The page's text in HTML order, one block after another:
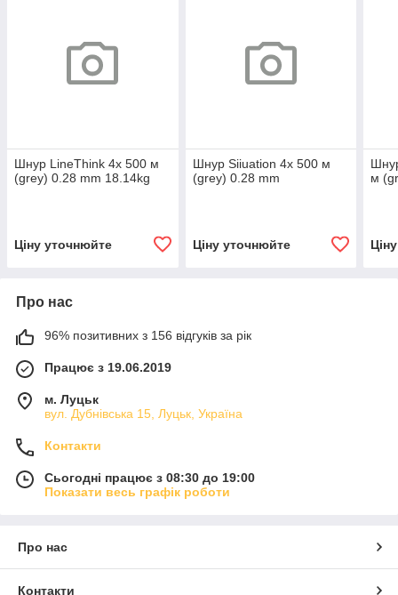
Шнур LineThink 4x 500 м
(grey) 0.28 mm 18.14kg
Ціну уточнюйте
Шнур Siiuation 4x 500 м
(grey) 0.28 mm
Ціну уточнюйте
м
Про нас
96% позитивних з 156 відгуків за рік
Працює з 19.06.2019
м. Луцьк
вул. Дубнівська 15, Луцьк, Україна
Контакти
Сьогодні працює з 08:30 до 19:00
Показати весь графік роботи
Про нас
Контакти